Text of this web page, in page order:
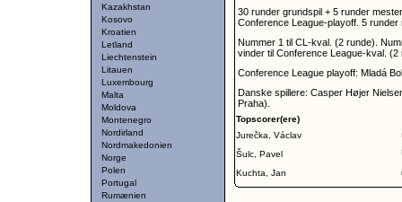
Kazakhstan
Kosovo
Kroatien
Letland
Liechtenstein
Litauen
Luxembourg
Malta
Moldova
Montenegro
Nordirland
Nordmakedonien
Norge
Polen
Portugal
Rumænien
30 runder grundspil + 5 runder
Conference League-playoff. 5
Nummer 1 til CL-kval. (2 runde).
vinder til Conference League-kval.
Conference League playoff: Mladá
Danske spillere: Casper Højer
Praha).
Topscorer(ere)
Jurečka, Václav
Šulc, Pavel
Kuchta, Jan